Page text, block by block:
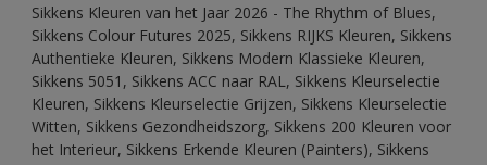
Sikkens Kleuren van het Jaar 2026 - The Rhythm of Blues,
Sikkens Colour Futures 2025, Sikkens RIJKS Kleuren, Sikkens
Authentieke Kleuren, Sikkens Modern Klassieke Kleuren,
Sikkens 5051, Sikkens ACC naar RAL, Sikkens Kleurselectie
Kleuren, Sikkens Kleurselectie Grijzen, Sikkens Kleurselectie
Witten, Sikkens Gezondheidszorg, Sikkens 200 Kleuren voor
het Interieur, Sikkens Erkende Kleuren (Painters), Sikkens